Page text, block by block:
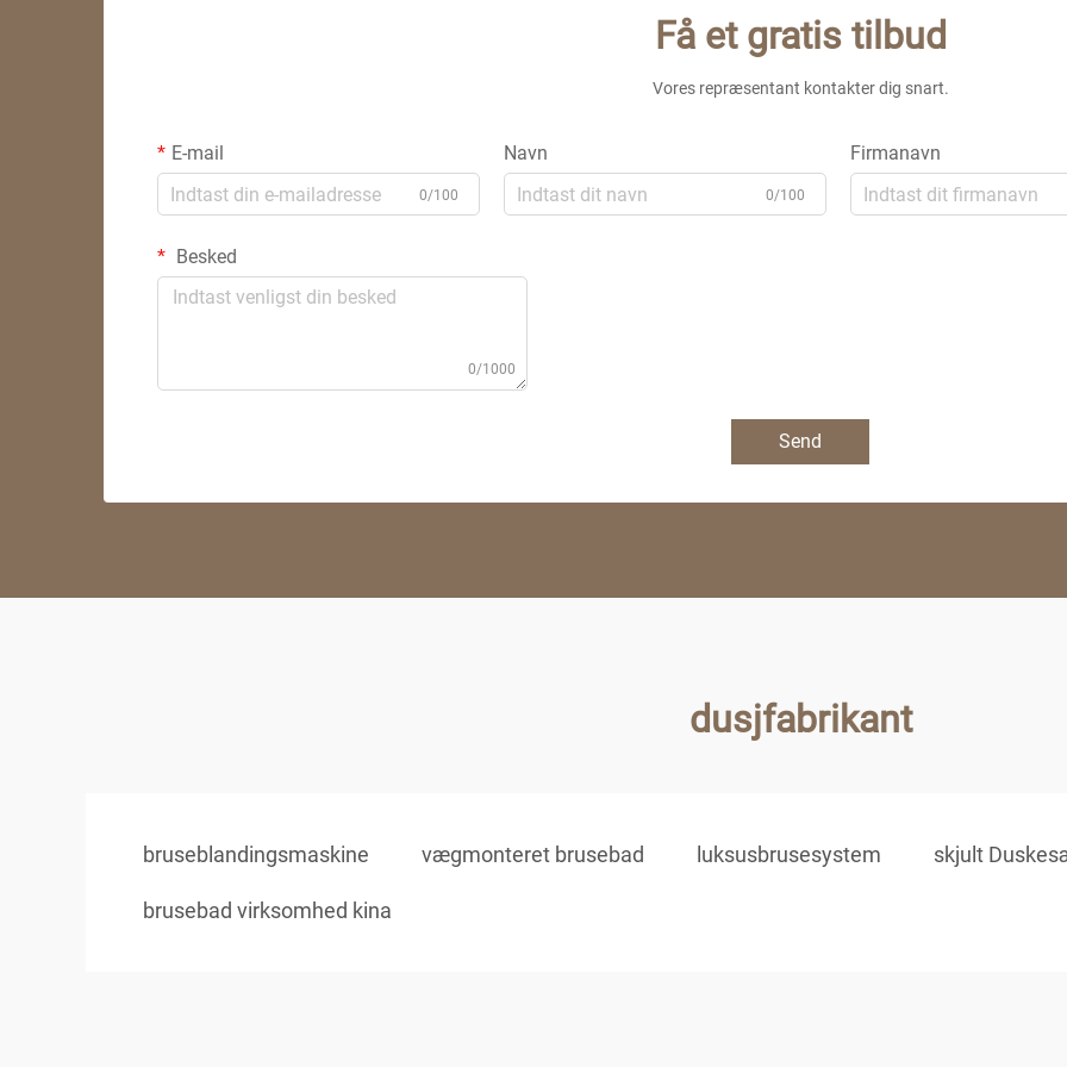
Få et gratis tilbud
Vores repræsentant kontakter dig snart.
E-mail
0/100
Navn
0/100
Firmanavn
Besked
0/1000
Send
dusjfabrikant
bruseblandingsmaskine vægmonteret brusebad luksusbrusesystem skjult
brusebad virksomhed kina